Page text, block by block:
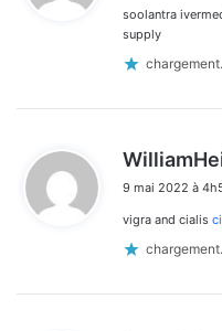
soolantra
supply
9 mai 2022 à
vigra and cialis